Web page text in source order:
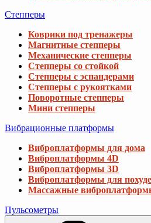
Степперы
Коврики под тренажеры
Магнитные степперы
Механические степперы
Степперы со стойкой
Степперы с эспандерами
Степперы с рукоятками
Поворотные степперы
Мини степперы
Вибрационные платформы
Виброплатформы для дома
Виброплатформы 4D
Виброплатформы 3D
Виброплатформы для
Массажные
Пульсометры